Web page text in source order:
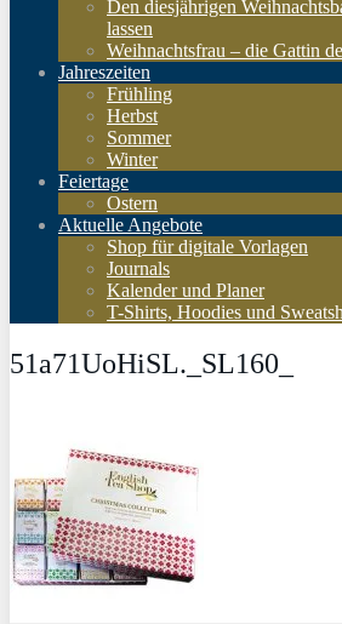
Den diesjährigen
lassen
Weihnachtsfrau – die Gattin
Jahreszeiten
Frühling
Herbst
Sommer
Winter
Feiertage
Ostern
Aktuelle Angebote
Shop für digitale Vorlagen
Journals
Kalender und Planer
T-Shirts, Hoodies und
51a71UoHiSL._SL160_